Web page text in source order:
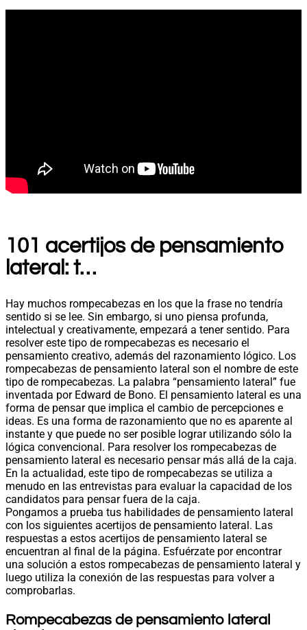
101 acertijos de pensamiento
lateral: t…
Hay muchos rompecabezas en los que la frase no tendría
sentido si se lee. Sin embargo, si uno piensa profunda,
intelectual y creativamente, empezará a tener sentido. Para
resolver este tipo de rompecabezas es necesario el
pensamiento creativo, además del razonamiento lógico. Los
rompecabezas de pensamiento lateral son el nombre de este
tipo de rompecabezas. La palabra “pensamiento lateral” fue
inventada por Edward de Bono. El pensamiento lateral es una
forma de pensar que implica el cambio de percepciones e
ideas. Es una forma de razonamiento que no es aparente al
instante y que puede no ser posible lograr utilizando sólo la
lógica convencional. Para resolver los rompecabezas de
pensamiento lateral es necesario pensar más allá de la caja.
En la actualidad, este tipo de rompecabezas se utiliza a
menudo en las entrevistas para evaluar la capacidad de los
candidatos para pensar fuera de la caja.
Pongamos a prueba tus habilidades de pensamiento lateral
con los siguientes acertijos de pensamiento lateral. Las
respuestas a estos acertijos de pensamiento lateral se
encuentran al final de la página. Esfuérzate por encontrar
una solución a estos rompecabezas de pensamiento lateral y
luego utiliza la conexión de las respuestas para volver a
comprobarlas.
Rompecabezas de pensamiento lateral